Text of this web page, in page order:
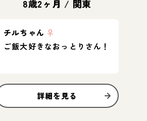
8歳2ヶ月 / 関東
チルちゃん ♀
ご飯大好きなおっとりさん！
詳細を見る